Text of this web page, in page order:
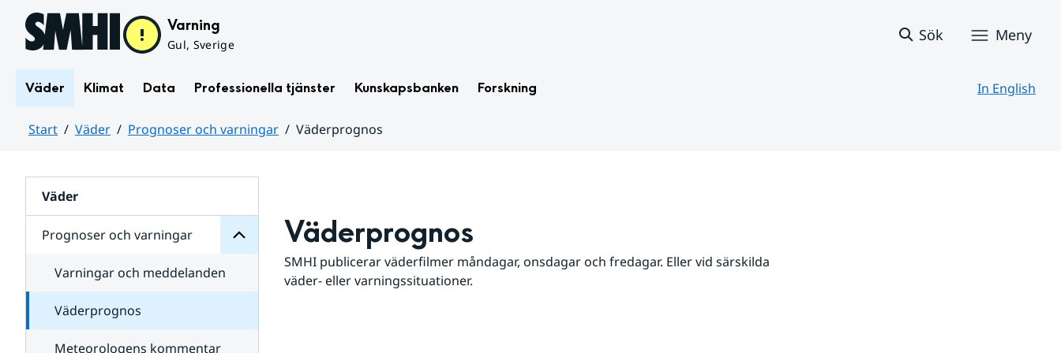
Hoppa till sidans innehåll Varning
Gul, Sverige
Sök Meny
Väder Klimat Data Professionella tjänster Kunskapsbanken Forskning In English
Start Väder Prognoser och varningar
Väderprognos
Väder
Prognoser och varningar
för
varningar
Varningar och meddelanden
Väderprognos
Meteorologens kommentar
Väderprognos
SMHI publicerar väderfilmer måndagar, onsdagar och fredagar. Eller vid särskilda
väder- eller varningssituationer.